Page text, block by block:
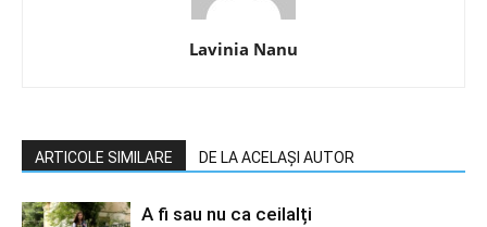
Lavinia Nanu
ARTICOLE SIMILARE DE LA ACELAȘI AUTOR
A fi sau nu ca ceilalți